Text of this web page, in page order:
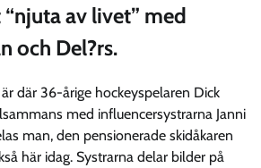
av livet” med
och Del?rs.
där 36-årige hockeyspelaren Dick
med influencersystrarna Janni
man, den pensionerade skidåkaren
här idag. Systrarna delar bilder på